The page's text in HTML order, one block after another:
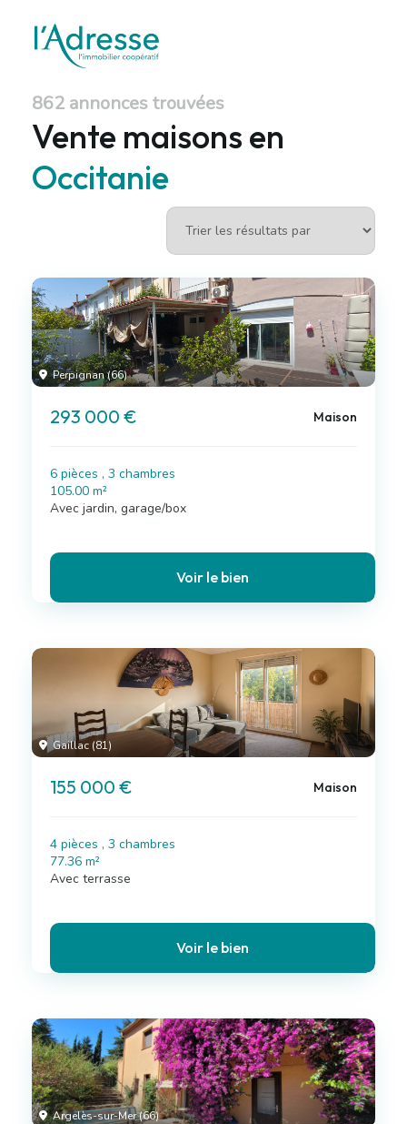
862 annonces trouvées
Vente maisons en
Occitanie
Perpignan (66)
293 000 € Maison
6 pièces , 3 chambres
105.00 m²
Avec jardin, garage/box
Voir le bien
Gaillac (81)
155 000 € Maison
4 pièces , 3 chambres
77.36 m²
Avec terrasse
Voir le bien
Argelès-sur-Mer (66)